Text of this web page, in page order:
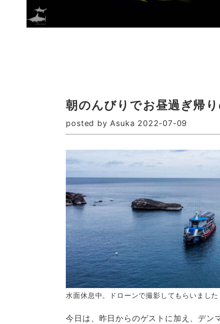
朝のんびりでお昼過ぎ帰
posted by Asuka 2022-07-09
水面休息中。ドローンで撮影してもらいました
今日は、昨日からのゲストに加え、デン